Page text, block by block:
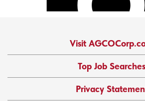
Visit
Top Job Searches
Privacy